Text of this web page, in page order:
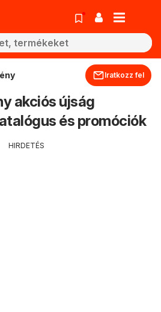
Iratkozz fel
akciós újság
és promóciók
HIRDETÉS